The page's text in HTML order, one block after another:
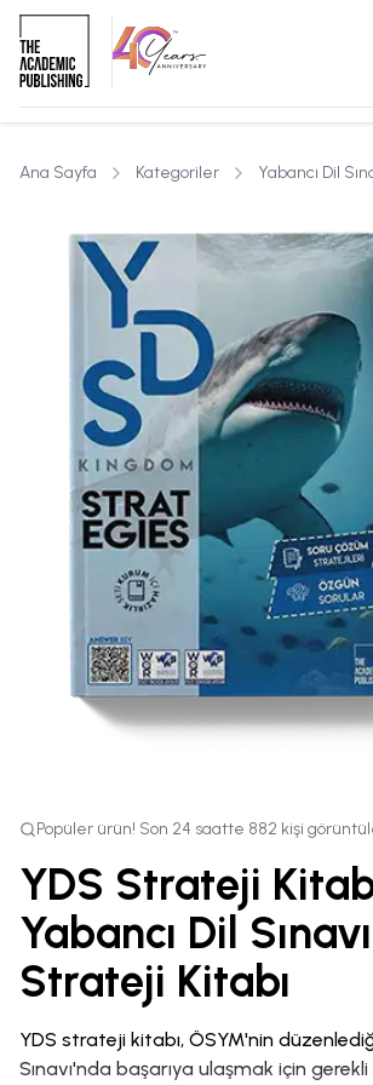
Ana Sayfa Kategoriler Yabancı Dil
Popüler ürün! Son 24 saatte 882 kişi
YDS Strateji
Yabancı Dil Sınavı
Strateji Kitabı
YDS strateji kitabı, ÖSYM'nin
Sınavı'nda başarıya ulaşmak için